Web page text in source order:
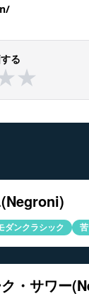
る
★
★
ダンクラシック
・サワー